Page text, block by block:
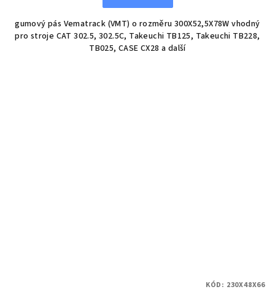
gumový pás Vematrack (VMT) o rozměru 300X52,5X78W vhodný
pro stroje CAT 302.5, 302.5C, Takeuchi TB125, Takeuchi TB228,
TB025, CASE CX28 a další
KÓD: 230X48X66